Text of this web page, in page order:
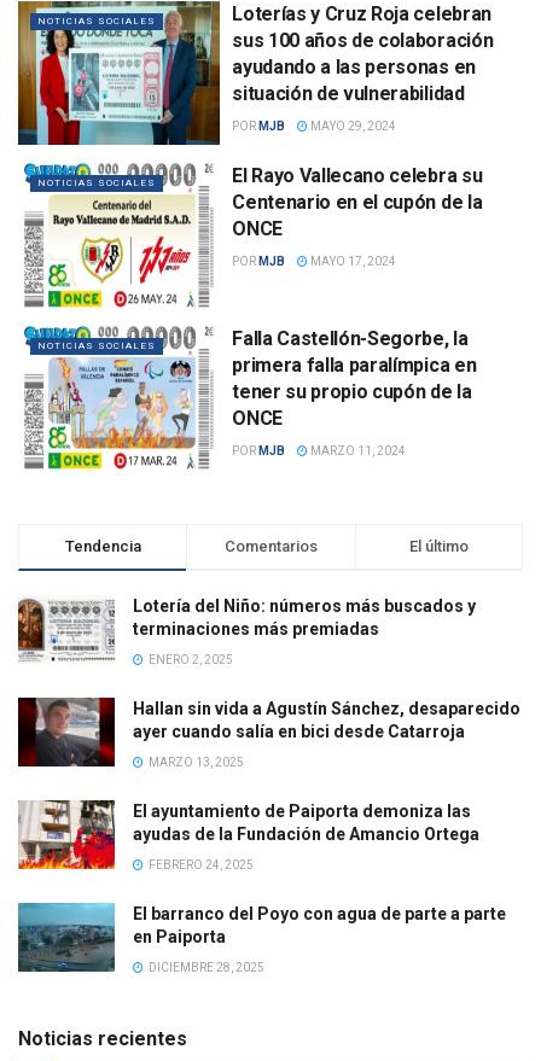
NOTICIAS SOCIALES
Loterías y Cruz Roja celebran
sus 100 años de colaboración
ayudando a las personas en
situación de vulnerabilidad
POR MJB MAYO 29, 2024
NOTICIAS SOCIALES
El Rayo Vallecano celebra su
Centenario en el cupón de la
ONCE
POR MJB MAYO 17, 2024
NOTICIAS SOCIALES
Falla Castellón-Segorbe, la
primera falla paralímpica en
tener su propio cupón de la
ONCE
POR MJB MARZO 11, 2024
Tendencia Comentarios El último
Lotería del Niño: números más buscados y
terminaciones más premiadas
ENERO 2, 2025
Hallan sin vida a Agustín Sánchez, desaparecido
ayer cuando salía en bici desde Catarroja
MARZO 13, 2025
El ayuntamiento de Paiporta demoniza las
ayudas de la Fundación de Amancio Ortega
FEBRERO 24, 2025
El barranco del Poyo con agua de parte a parte
en Paiporta
DICIEMBRE 28, 2025
Noticias recientes